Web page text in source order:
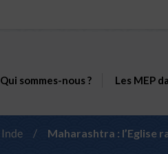
Qui sommes-nous ? Les MEP
Inde / Maharashtra : l’Eglise